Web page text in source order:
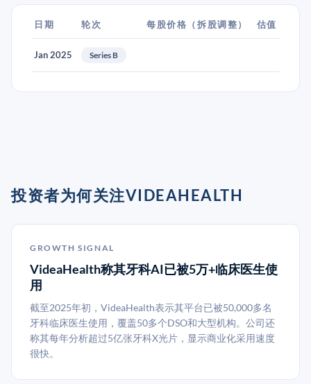
日期 轮次 每股价格（拆股调整） 估值
Jan 2025 Series B
投资者为何关注VIDEAHEALTH
GROWTH SIGNAL
VideaHealth称其牙科AI已被5万+临床医生使
用
截至2025年初，VideaHealth表示其平台已被50,000多名
牙科临床医生使用，覆盖50多个DSO和大型机构。公司还
称其每年分析超过5亿张牙科X光片，显示商业化采用速度
很快。